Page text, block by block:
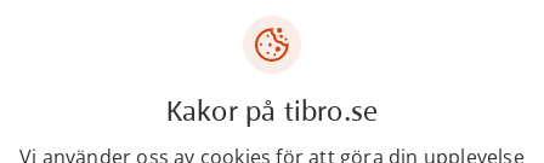
Centrumgatan 17Kakor på tibro.se
Vi använder oss av cookies för att göra din upplevelse